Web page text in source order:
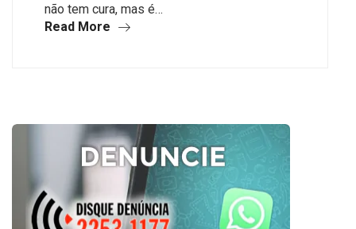
não tem cura, mas é…
Read More